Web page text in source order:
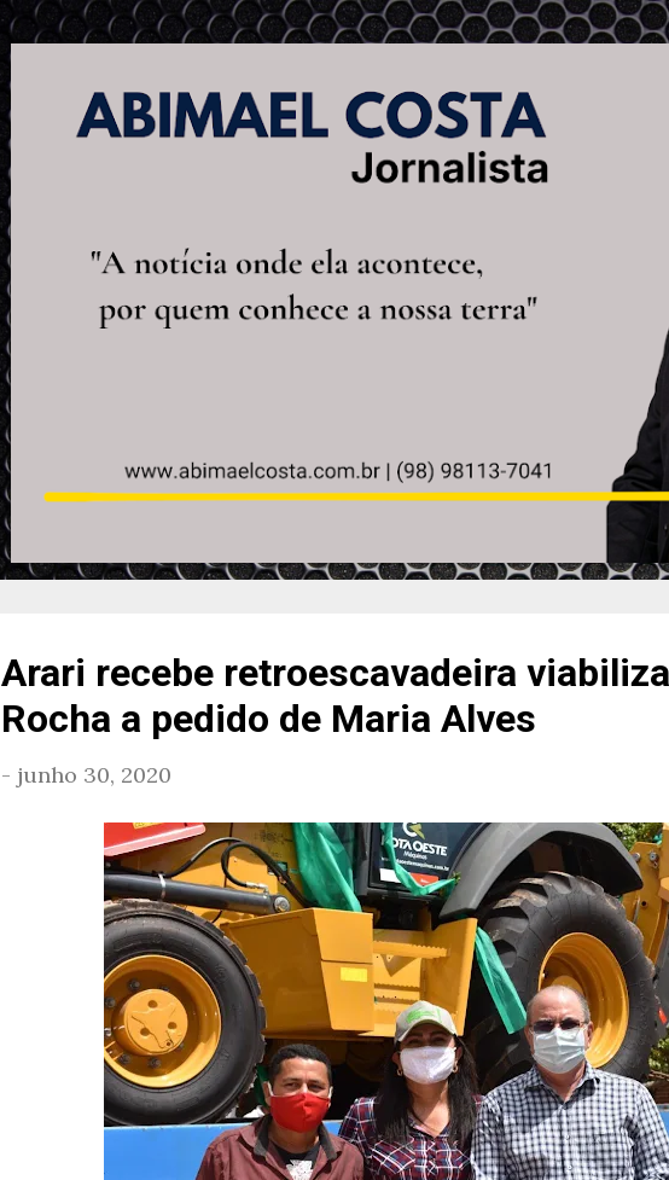
Pular para o conteúdo principal
Arari recebe retroescavadeira
Rocha a pedido de Maria Alves
- junho 30, 2020